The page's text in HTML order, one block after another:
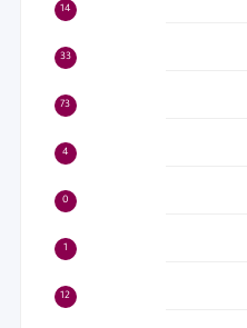
14
33
73
4
0
1
12